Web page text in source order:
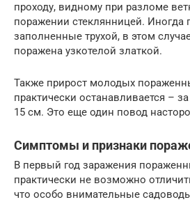
проходу, видному при разломе
поражении стеклянницей. Иногда
заполненные трухой, в этом
поражена узкотелой златкой.
Также прирост молодых
практически останавливается –
15 см. Это еще один повод
Симптомы и признаки
В первый год заражения
практически не возможно
что особо внимательные